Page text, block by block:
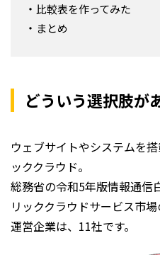
比較表を作ってみた
まとめ
どういう選択肢が
ウェブサイトやシステムを
ッククラウド。
総務省の令和5年版情報通信
リッククラウドサービス市
運営企業は、11社です。